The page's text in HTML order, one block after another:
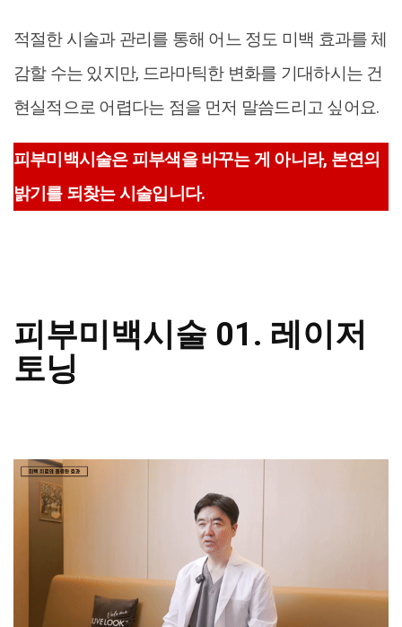
적절한 시술과 관리를 통해 어느 정도 미백 효과를 체
감할 수는 있지만, 드라마틱한 변화를 기대하시는 건
현실적으로 어렵다는 점을 먼저 말씀드리고 싶어요.
피부미백시술은 피부색을 바꾸는 게 아니라, 본연의
밝기를 되찾는 시술입니다.
피부미백시술 01. 레이저
토닝